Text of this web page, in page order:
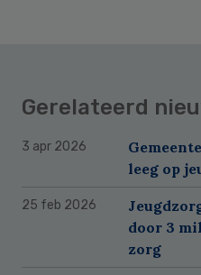
Gerelateerd
3 apr 2026
leeg op
25 feb 2026
door 3
zorg